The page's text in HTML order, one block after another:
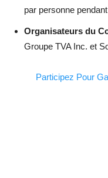
par personne
Organisateurs du
Groupe TVA Inc. et
Participez Pour